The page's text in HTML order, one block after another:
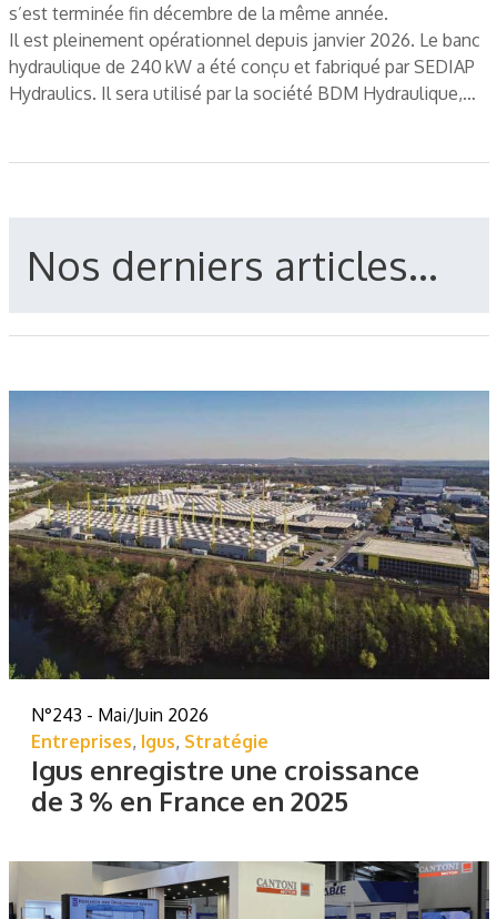
s’est terminée fin décembre de la même année.
Il est pleinement opérationnel depuis janvier 2026. Le banc
hydraulique de 240 kW a été conçu et fabriqué par SEDIAP
Hydraulics. Il sera utilisé par la société BDM Hydraulique,…
Nos derniers articles...
N°243 - Mai/Juin 2026
Entreprises, Igus, Stratégie
Igus enregistre une croissance
de 3 % en France en 2025